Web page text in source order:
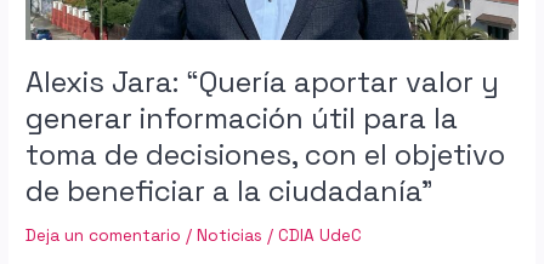
Alexis Jara: “Quería aportar valor y
generar información útil para la
toma de decisiones, con el objetivo
de beneficiar a la ciudadanía”
Deja un comentario /Noticias /CDIA UdeC
para
la
toma
de
decisiones,
con
objetivo
de